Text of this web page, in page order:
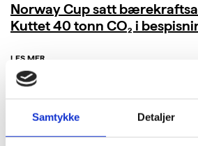
Samtykke Detaljer
Norway Cup satt
Kuttet 40 tonn CO₂ i
LES MER